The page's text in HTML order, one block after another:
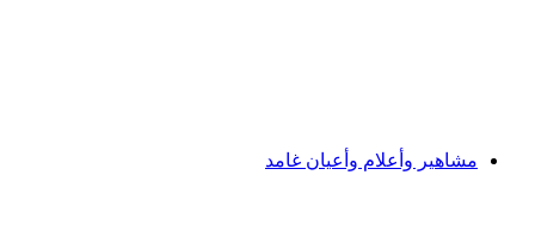
مشاهير وأعلام وأعيان غامد